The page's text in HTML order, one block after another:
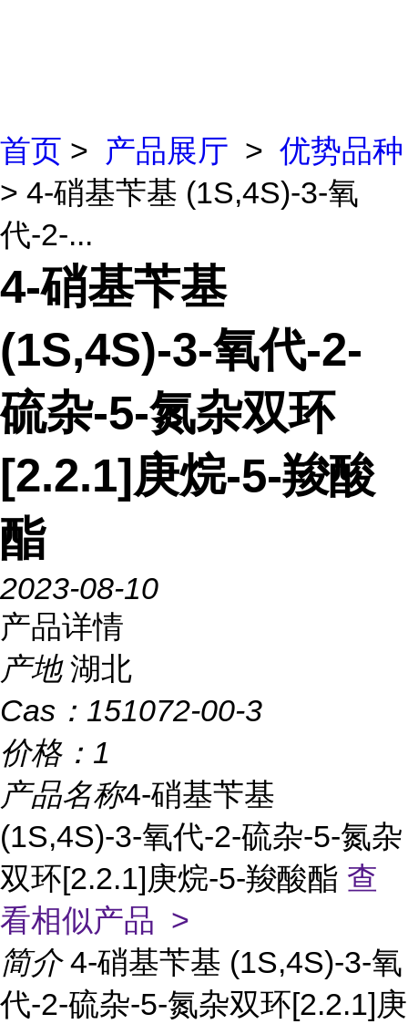
首页 > 产品展厅 > 优势品种
> 4-硝基苄基 (1S,4S)-3-氧
代-2-...
4-硝基苄基
(1S,4S)-3-氧代-2-
硫杂-5-氮杂双环
[2.2.1]庚烷-5-羧酸
酯
2023-08-10
产品详情
产地 湖北
Cas： 151072-00-3
价格： 1
产品名称4-硝基苄基
(1S,4S)-3-氧代-2-硫杂-5-氮杂
双环[2.2.1]庚烷-5-羧酸酯 查
看相似产品 >
简介 4-硝基苄基 (1S,4S)-3-氧
代-2-硫杂-5-氮杂双环[2.2.1]庚